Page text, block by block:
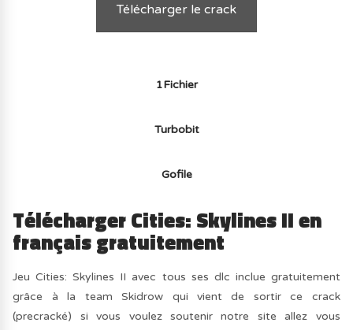
Télécharger le crack
1Fichier
Turbobit
Gofile
Télécharger Cities: Skylines II en
français gratuitement
Jeu Cities: Skylines II avec tous ses dlc inclue gratuitement
grâce à la team Skidrow qui vient de sortir ce crack
(precracké) si vous voulez soutenir notre site allez vous